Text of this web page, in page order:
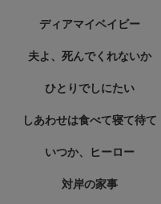
ディアマイベイビー
夫よ、死んでくれないか
ひとりでしにたい
しあわせは食べて寝て待て
いつか、ヒーロー
対岸の家事